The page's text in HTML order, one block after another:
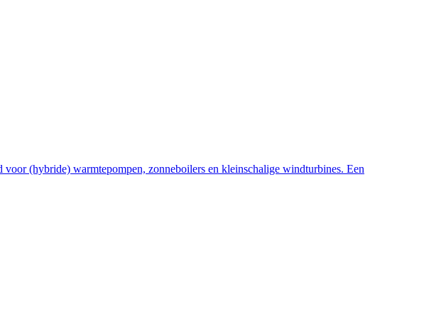
(hybride) warmtepompen, zonneboilers en kleinschalige windturbines. Een